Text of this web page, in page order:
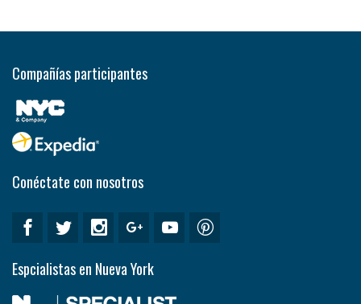
Compañías participantes
Conéctate con nosotros
Espcialistas en Nueva York